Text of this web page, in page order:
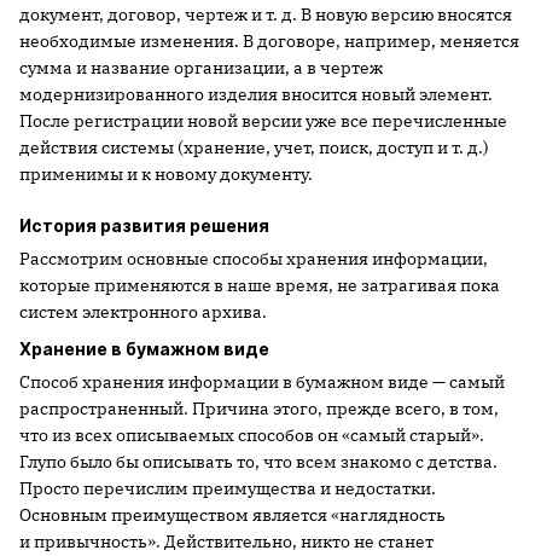
документ, договор, чертеж и т. д. В новую версию вносятся
необходимые изменения. В договоре, например, меняется
сумма и название организации, а в чертеж
модернизированного изделия вносится новый элемент.
После регистрации новой версии уже все перечисленные
действия системы (хранение, учет, поиск, доступ и т. д.)
применимы и к новому документу.
История развития решения
Рассмотрим основные способы хранения информации,
которые применяются в наше время, не затрагивая пока
систем электронного архива.
Хранение в бумажном виде
Способ хранения информации в бумажном виде — самый
распространенный. Причина этого, прежде всего, в том,
что из всех описываемых способов он «самый старый».
Глупо было бы описывать то, что всем знакомо с детства.
Просто перечислим преимущества и недостатки.
Основным преимуществом является «наглядность
и привычность». Действительно, никто не станет